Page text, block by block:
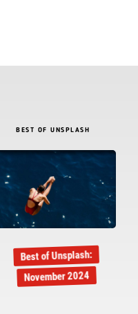
BEST OF UNSPLASH
Best of Unsplash:
November 2024